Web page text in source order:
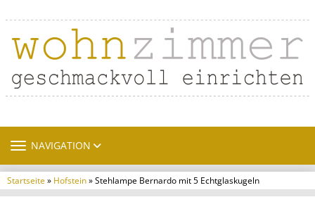
TOGGLE NAVIGATION
NAVIGATION
Startseite» Hofstein» Stehlampe Bernardo mit 5 Echtglaskugeln